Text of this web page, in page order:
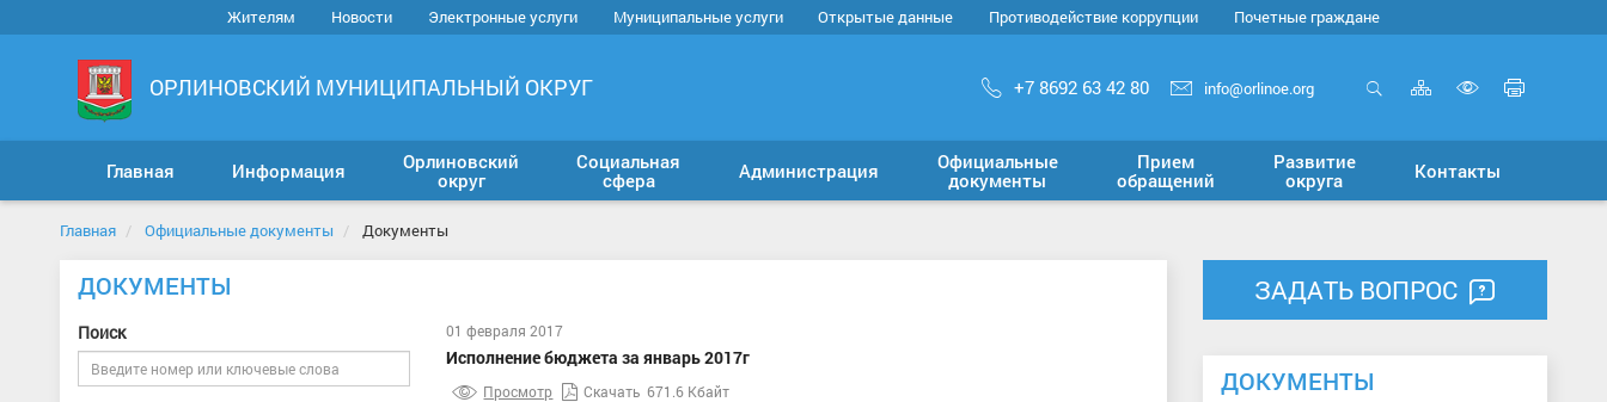
Жителям Новости Электронные услуги Муниципальные услуги Открытые данные Противодействие коррупции Почетные граждане
ОРЛИНОВСКИЙ МУНИЦИПАЛЬНЫЙ ОКРУГ +7 8692 63 42 80 info@orlinoe.org Карта
сайта
версию
для
Главная Информация
Орлиновский
округ
Социальная
сфера
Администрация
Официальные
документы
Прием
обращений
Развитие
округа
Контакты
Главная Официальные документы Документы
ДОКУМЕНТЫ
Поиск 01 февраля 2017
Исполнение бюджета за январь 2017г
Просмотр Скачать 671.6 Кбайт
ЗАДАТЬ ВОПРОС
ДОКУМЕНТЫ